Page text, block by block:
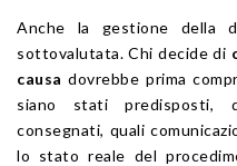
Anche la gestione della
sottovalutata. Chi decide di
causa dovrebbe prima
siano stati predisposti,
consegnati, quali
lo stato reale del